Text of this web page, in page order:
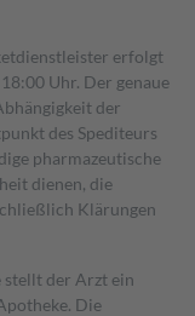
erfolgt
Uhr. Der genaue
der
des Spediteurs
pharmazeutische
dienen, die
Klärungen
der Arzt ein
Die